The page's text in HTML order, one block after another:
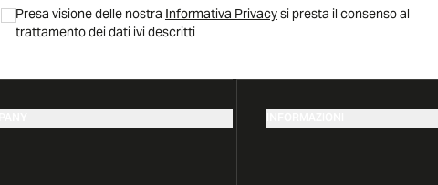
Presa visione delle nostraInformativa Privacysi presta il consenso al
trattamento dei dati ivi descritti